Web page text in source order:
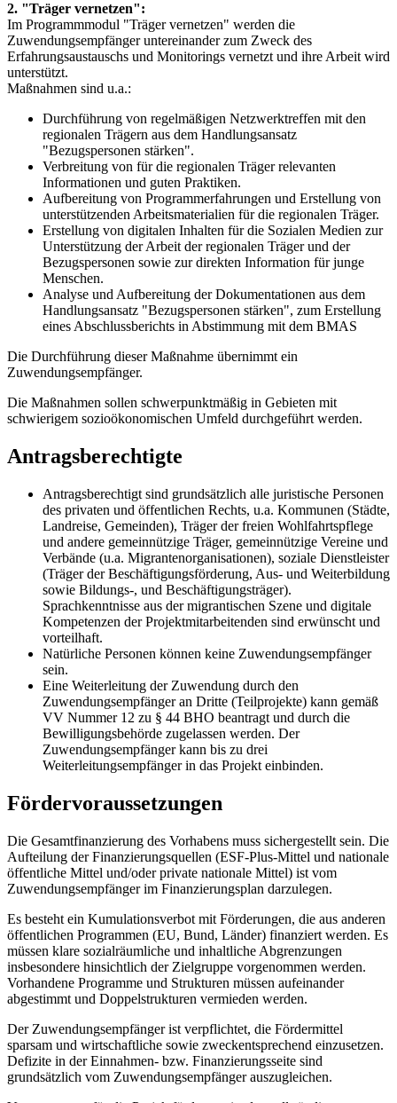
2. "Träger vernetzen":
Im Programmmodul "Träger vernetzen" werden die
Zuwendungsempfänger untereinander zum Zweck des
Erfahrungsaustauschs und Monitorings vernetzt und ihre Arbeit wird
unterstützt.
Maßnahmen sind u.a.:
Durchführung von regelmäßigen Netzwerktreffen mit den
regionalen Trägern aus dem Handlungsansatz
"Bezugspersonen stärken".
Verbreitung von für die regionalen Träger relevanten
Informationen und guten Praktiken.
Aufbereitung von Programmerfahrungen und Erstellung von
unterstützenden Arbeitsmaterialien für die regionalen Träger.
Erstellung von digitalen Inhalten für die Sozialen Medien zur
Unterstützung der Arbeit der regionalen Träger und der
Bezugspersonen sowie zur direkten Information für junge
Menschen.
Analyse und Aufbereitung der Dokumentationen aus dem
Handlungsansatz "Bezugspersonen stärken", zum Erstellung
eines Abschlussberichts in Abstimmung mit dem BMAS
Die Durchführung dieser Maßnahme übernimmt ein
Zuwendungsempfänger.
Die Maßnahmen sollen schwerpunktmäßig in Gebieten mit
schwierigem sozioökonomischen Umfeld durchgeführt werden.
Antragsberechtigte
Antragsberechtigt sind grundsätzlich alle juristische Personen
des privaten und öffentlichen Rechts, u.a. Kommunen (Städte,
Landreise, Gemeinden), Träger der freien Wohlfahrtspflege
und andere gemeinnützige Träger, gemeinnützige Vereine und
Verbände (u.a. Migrantenorganisationen), soziale Dienstleister
(Träger der Beschäftigungsförderung, Aus- und Weiterbildung
sowie Bildungs-, und Beschäftigungsträger).
Sprachkenntnisse aus der migrantischen Szene und digitale
Kompetenzen der Projektmitarbeitenden sind erwünscht und
vorteilhaft.
Natürliche Personen können keine Zuwendungsempfänger
sein.
Eine Weiterleitung der Zuwendung durch den
Zuwendungsempfänger an Dritte (Teilprojekte) kann gemäß
VV Nummer 12 zu § 44 BHO beantragt und durch die
Bewilligungsbehörde zugelassen werden. Der
Zuwendungsempfänger kann bis zu drei
Weiterleitungsempfänger in das Projekt einbinden.
Fördervoraussetzungen
Die Gesamtfinanzierung des Vorhabens muss sichergestellt sein. Die
Aufteilung der Finanzierungsquellen (ESF-Plus-Mittel und nationale
öffentliche Mittel und/oder private nationale Mittel) ist vom
Zuwendungsempfänger im Finanzierungsplan darzulegen.
Es besteht ein Kumulationsverbot mit Förderungen, die aus anderen
öffentlichen Programmen (EU, Bund, Länder) finanziert werden. Es
müssen klare sozialräumliche und inhaltliche Abgrenzungen
insbesondere hinsichtlich der Zielgruppe vorgenommen werden.
Vorhandene Programme und Strukturen müssen aufeinander
abgestimmt und Doppelstrukturen vermieden werden.
Der Zuwendungsempfänger ist verpflichtet, die Fördermittel
sparsam und wirtschaftliche sowie zweckentsprechend einzusetzen.
Defizite in der Einnahmen- bzw. Finanzierungsseite sind
grundsätzlich vom Zuwendungsempfänger auszugleichen.